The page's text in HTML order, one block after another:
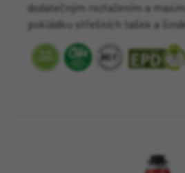
dodatečným roztažením a
pokládku střešních tašek a